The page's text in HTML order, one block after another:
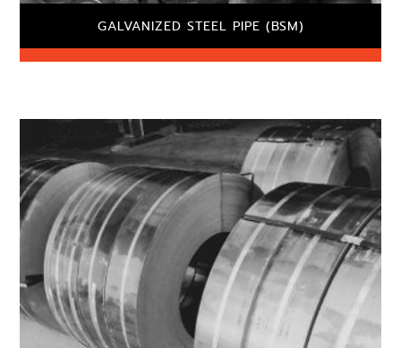
GALVANIZED STEEL PIPE (BSM)